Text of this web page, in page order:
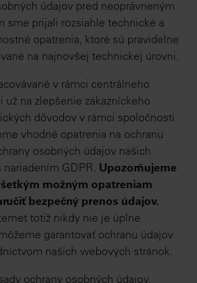
údajov pred neoprávneným
sme prijali rozsiahle technické a
opatrenia, ktoré sú pravidelne
na najnovšej technickej úrovni.
v rámci centrálneho
už na zlepšenie zákazníckeho
dôvodov v rámci spoločnosti
vhodné opatrenia na ochranu
osobných údajov našich
nariadením GDPR. Upozorňujeme
možným opatreniam
bezpečný prenos údajov.
totiž nikdy nie je úplne
garantovať ochranu údajov
našich webových stránok.
ochrany osobných údajov,